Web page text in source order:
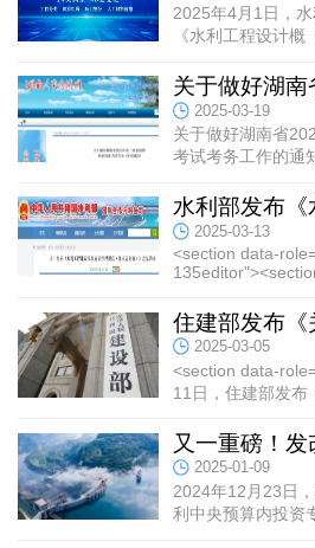
2025年4月1日，
《水利工程设计概
关于做好湖
2025-03-19
关于做好湖南省
水利部发布《
2025-03-13
<section data-
住建部发布《
2025-03-05
<section data-
11日，住建部发布
又一重磅！
2025-01-09
2024年12月23日
利中央预算内投资